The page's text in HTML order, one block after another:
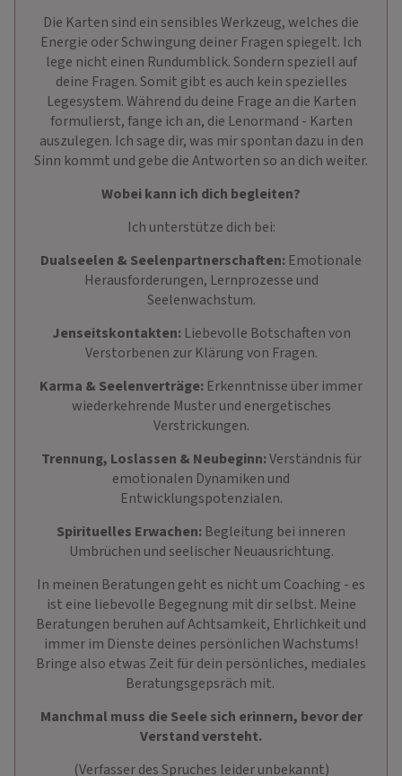
Die Karten sind ein sensibles Werkzeug, welches die
Energie oder Schwingung deiner Fragen spiegelt. Ich
lege nicht einen Rundumblick. Sondern speziell auf
deine Fragen. Somit gibt es auch kein spezielles
Legesystem. Während du deine Frage an die Karten
formulierst, fange ich an, die Lenormand - Karten
auszulegen. Ich sage dir, was mir spontan dazu in den
Sinn kommt und gebe die Antworten so an dich weiter.
Wobei kann ich dich begleiten?
Ich unterstütze dich bei:
Dualseelen & Seelenpartnerschaften: Emotionale
Herausforderungen, Lernprozesse und
Seelenwachstum.
Jenseitskontakten: Liebevolle Botschaften von
Verstorbenen zur Klärung von Fragen.
Karma & Seelenverträge: Erkenntnisse über immer
wiederkehrende Muster und energetisches
Verstrickungen.
Trennung, Loslassen & Neubeginn:Verständnis für
emotionalen Dynamiken und
Entwicklungspotenzialen.
Spirituelles Erwachen: Begleitung bei inneren
Umbrüchen und seelischer Neuausrichtung.
In meinen Beratungen geht es nicht um Coaching - es
ist eine liebevolle Begegnung mit dir selbst. Meine
Beratungen beruhen auf Achtsamkeit, Ehrlichkeit und
immer im Dienste deines persönlichen Wachstums!
Bringe also etwas Zeit für dein persönliches, mediales
Beratungsgepsräch mit.
Manchmal muss die Seele sich erinnern, bevor der
Verstand versteht.
(Verfasser des Spruches leider unbekannt)